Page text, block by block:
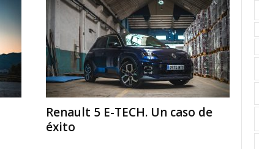
Renault 5 E-TECH. Un caso de
éxito